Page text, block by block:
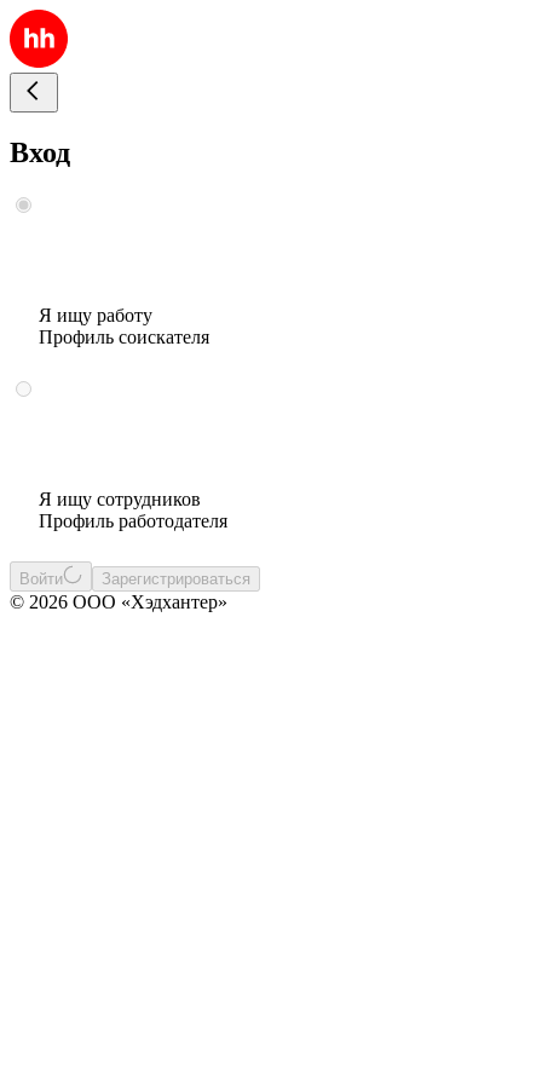
Вход
Я ищу работу
Профиль соискателя
Я ищу сотрудников
Профиль работодателя
Войти Зарегистрироваться
© 2026 ООО «Хэдхантер»